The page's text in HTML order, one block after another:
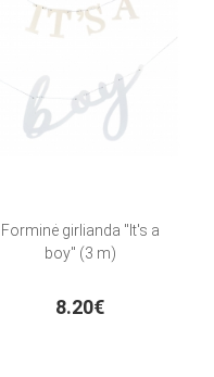
Forminė girlianda "It's a
boy" (3 m)
8.20€